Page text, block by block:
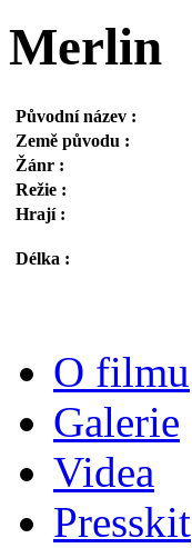
Merlin
Původní název :
Země původu :
Žánr :
Režie :
Hrají :
Délka :
O filmu
Galerie
Videa
Presskit